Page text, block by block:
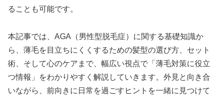
ることも可能です。
本記事では、AGA（男性型脱毛症）に関する基礎知識か
ら、薄毛を目立ちにくくするための髪型の選び方、セット
術、そして心のケアまで、幅広い視点で「薄毛対策に役立
つ情報」をわかりやすく解説していきます。外見と向き合
いながら、前向きに日常を過ごすヒントを一緒に見つけて